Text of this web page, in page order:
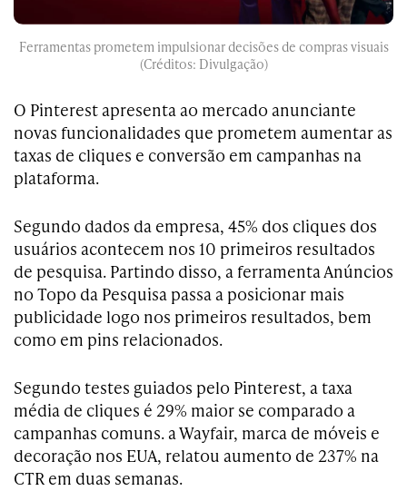
Ferramentas prometem impulsionar decisões de compras visuais
(Créditos: Divulgação)
O Pinterest apresenta ao mercado anunciante
novas funcionalidades que prometem aumentar as
taxas de cliques e conversão em campanhas na
plataforma.
Segundo dados da empresa, 45% dos cliques dos
usuários acontecem nos 10 primeiros resultados
de pesquisa. Partindo disso, a ferramenta Anúncios
no Topo da Pesquisa passa a posicionar mais
publicidade logo nos primeiros resultados, bem
como em pins relacionados.
Segundo testes guiados pelo Pinterest, a taxa
média de cliques é 29% maior se comparado a
campanhas comuns. a Wayfair, marca de móveis e
decoração nos EUA, relatou aumento de 237% na
CTR em duas semanas.